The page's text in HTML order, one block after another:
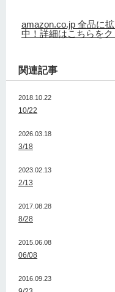
amazon.co.jp 全品に
中！詳細はこちらをク
関連記事
2018.10.22
10/22
2026.03.18
3/18
2023.02.13
2/13
2017.08.28
8/28
2015.06.08
06/08
2016.09.23